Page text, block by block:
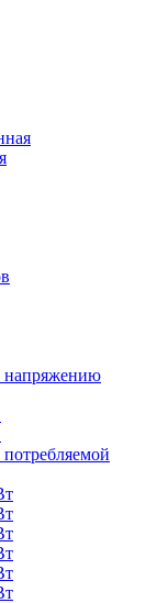
напряжению